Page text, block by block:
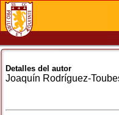
Detalles del autor
Joaquín Rodríguez-